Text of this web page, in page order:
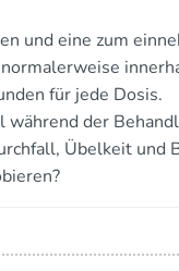
und eine zum
für jede Dosis.
während der
Übelkeit und